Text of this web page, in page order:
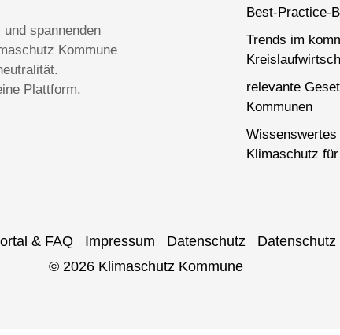
spannenden
Kommune
Plattform.
Best-Practice-
Trends im
relevante
Kommunen
Klimaschutz
& FAQ Impressum Datenschutz
© 2026 Klimaschutz Kommune